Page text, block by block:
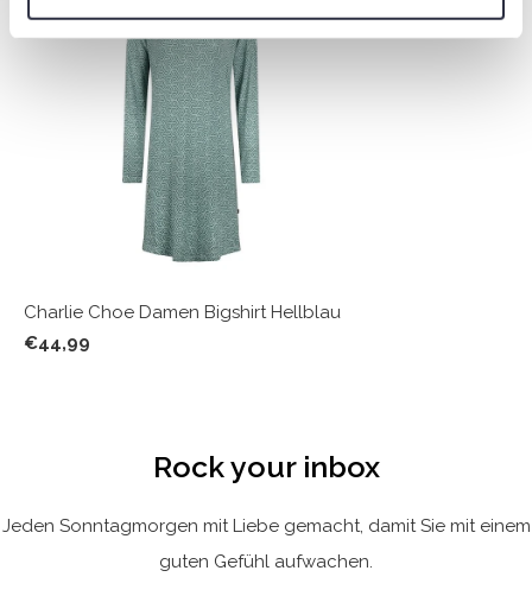
Charlie Choe Damen Bigshirt Hellblau
€44,99
Rock your inbox
Jeden Sonntagmorgen mit Liebe gemacht, damit Sie mit einem
guten Gefühl aufwachen.